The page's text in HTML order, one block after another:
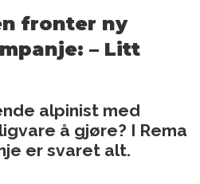
fronter ny
– Litt
alpinist med
å gjøre? I Rema
er svaret alt.